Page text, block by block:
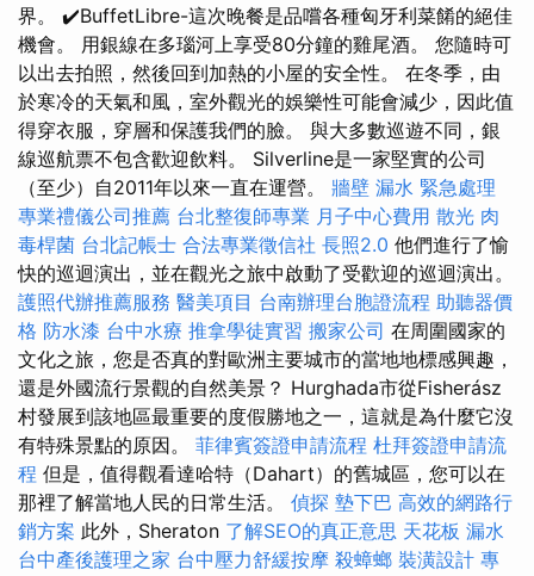
界。 ✔️BuffetLibre-這次晚餐是品嚐各種匈牙利菜餚的絕佳
機會。 用銀線在多瑙河上享受80分鐘的雞​​尾酒。 您隨時可
以出去拍照，然後回到加熱的小屋的安全性。 在冬季，由
於寒冷的天氣和風，室外觀光的娛樂性可能會減少，因此值
得穿衣服，穿層和保護我們的臉。 與大多數巡遊不同，銀
線巡航票不包含歡迎飲料。 Silverline是一家堅實的公司
（至少）自2011年以來一直在運營。 牆壁 漏水 緊急處理
專業禮儀公司推薦 台北整復師專業 月子中心費用 散光 肉
毒桿菌 台北記帳士 合法專業徵信社 長照2.0 他們進行了愉
快的巡迴演出，並在觀光之旅中啟動了受歡迎的巡迴演出。
護照代辦推薦服務 醫美項目 台南辦理台胞證流程 助聽器價
格 防水漆 台中水療 推拿學徒實習 搬家公司 在周圍國家的
文化之旅，您是否真的對歐洲主要城市的當地地標感興趣，
還是外國流行景觀的自然美景？ Hurghada市從Fisherász
村發展到該地區最重要的度假勝地之一，這就是為什麼它沒
有特殊景點的原因。 菲律賓簽證申請流程 杜拜簽證申請流
程 但是，值得觀看達哈特（Dahart）的舊城區，您可以在
那裡了解當地人民的日常生活。 偵探 墊下巴 高效的網路行
銷方案 此外，Sheraton 了解SEO的真正意思 天花板 漏水
台中產後護理之家 台中壓力舒緩按摩 殺蟑螂 裝潢設計 專